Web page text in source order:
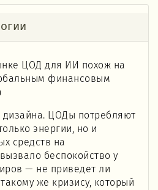
ЦОД для ИИ похож на
финансовым
дизайна. ЦОДы потребляют
энергии, но и
средств на
беспокойство у
— не приведет ли
же кризису, который